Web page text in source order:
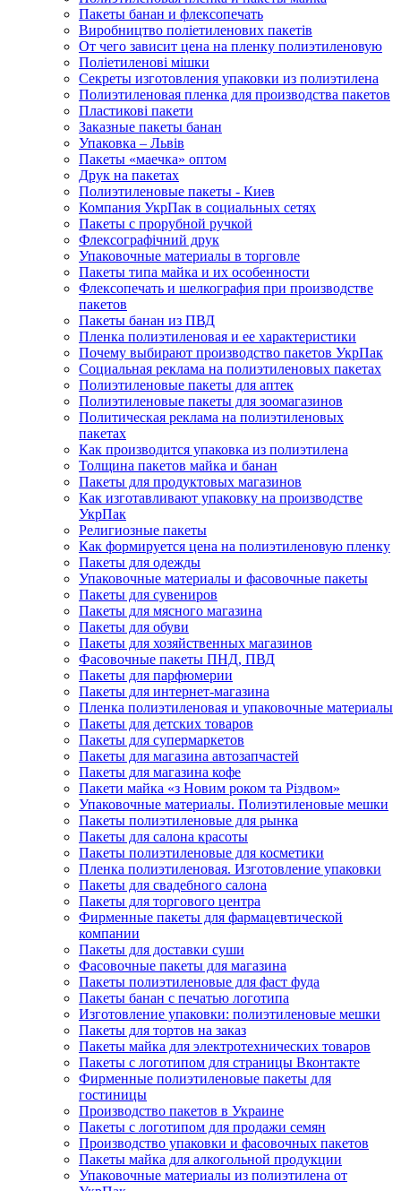
Пакеты банан и флексопечать
Виробництво поліетиленових пакетів
От чего зависит цена на пленку полиэтиленовую
Поліетиленові мішки
Секреты изготовления упаковки из полиэтилена
Полиэтиленовая пленка для производства пакетов
Пластикові пакети
Заказные пакеты банан
Упаковка – Львів
Пакеты «маечка» оптом
Друк на пакетах
Полиэтиленовые пакеты - Киев
Компания УкрПак в социальных сетях
Пакеты с прорубной ручкой
Флексографічний друк
Упаковочные материалы в торговле
Пакеты типа майка и их особенности
Флексопечать и шелкография при производстве
пакетов
Пакеты банан из ПВД
Пленка полиэтиленовая и ее характеристики
Почему выбирают производство пакетов УкрПак
Социальная реклама на полиэтиленовых пакетах
Полиэтиленовые пакеты для аптек
Полиэтиленовые пакеты для зоомагазинов
Политическая реклама на полиэтиленовых
пакетах
Как производится упаковка из полиэтилена
Толщина пакетов майка и банан
Пакеты для продуктовых магазинов
Как изготавливают упаковку на производстве
УкрПак
Религиозные пакеты
Как формируется цена на полиэтиленовую пленку
Пакеты для одежды
Упаковочные материалы и фасовочные пакеты
Пакеты для сувениров
Пакеты для мясного магазина
Пакеты для обуви
Пакеты для хозяйственных магазинов
Фасовочные пакеты ПНД, ПВД
Пакеты для парфюмерии
Пакеты для интернет-магазина
Пленка полиэтиленовая и упаковочные материалы
Пакеты для детских товаров
Пакеты для супермаркетов
Пакеты для магазина автозапчастей
Пакеты для магазина кофе
Пакети майка «з Новим роком та Різдвом»
Упаковочные материалы. Полиэтиленовые мешки
Пакеты полиэтиленовые для рынка
Пакеты для салона красоты
Пакеты полиэтиленовые для косметики
Пленка полиэтиленовая. Изготовление упаковки
Пакеты для свадебного салона
Пакеты для торгового центра
Фирменные пакеты для фармацевтической
компании
Пакеты для доставки суши
Фасовочные пакеты для магазина
Пакеты полиэтиленовые для фаст фуда
Пакеты банан с печатью логотипа
Изготовление упаковки: полиэтиленовые мешки
Пакеты для тортов на заказ
Пакеты майка для электротехнических товаров
Пакеты с логотипом для страницы Вконтакте
Фирменные полиэтиленовые пакеты для
гостиницы
Производство пакетов в Украине
Пакеты с логотипом для продажи семян
Производство упаковки и фасовочных пакетов
Пакеты майка для алкогольной продукции
Упаковочные материалы из полиэтилена от